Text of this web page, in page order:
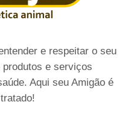
e respeitar o seu
e serviços
Aqui seu Amigão é